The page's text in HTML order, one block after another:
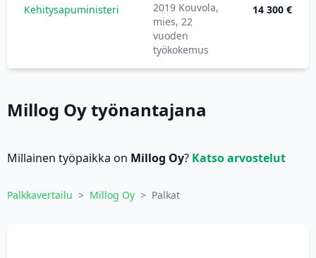
Kehitysapuministeri
2019 Kouvola,
mies, 22
vuoden
työkokemus
14 300 €
Millog Oy työnantajana
Millainen työpaikka on Millog Oy? Katso arvostelut
Palkkavertailu > Millog Oy > Palkat